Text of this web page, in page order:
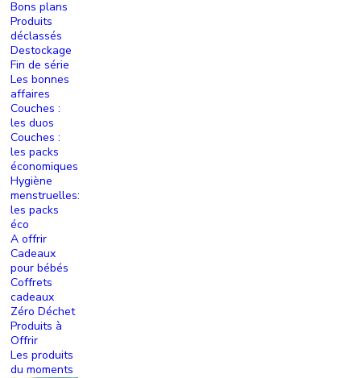
Bons plans
Produits
déclassés
Destockage
Fin de série
Les bonnes
affaires
Couches :
les duos
Couches :
les packs
économiques
Hygiène
menstruelles:
les packs
éco
A offrir
Cadeaux
pour bébés
Coffrets
cadeaux
Zéro Déchet
Produits à
Offrir
Les produits
du moments